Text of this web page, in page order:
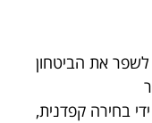
את הביטחון
בחירה קפדנית,